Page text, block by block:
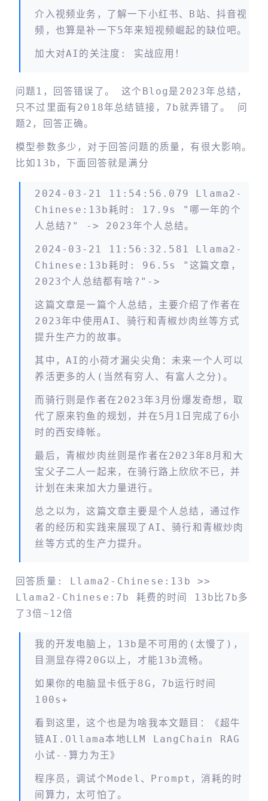
介入视频业务，了解一下小红书、B站、抖音视
频，也算是补一下5年来短视频崛起的缺位吧。
加大对AI的关注度: 实战应用！
问题1，回答错误了。 这个blog是2023年总结，
只不过里面有2018年总结链接，7b就弄错了。 问
题2，回答正确。
模型参数多少，对于回答问题的质量，有很大影响。
比如13b，下面回答就是满分
2024-03-21 11:54:56.079 Llama2-
Chinese:13b耗时: 17.9s "哪一年的个
人总结?" -> 2023年个人总结。
2024-03-21 11:56:32.581 Llama2-
Chinese:13b耗时: 96.5s "这篇文章，
2023个人总结都有啥?"->
这篇文章是一篇个人总结，主要介绍了作者在
2023年中使用AI、骑行和青椒炒肉丝等方式
提升生产力的故事。
其中，AI的小荷才漏尖尖角：未来一个人可以
养活更多的人(当然有穷人、有富人之分)。
而骑行则是作者在2023年3月份爆发奇想，取
代了原来钓鱼的规划，并在5月1日完成了6小
时的西安绛帐。
最后，青椒炒肉丝则是作者在2023年8月和大
宝父子二人一起来，在骑行路上欣欣不已，并
计划在未来加大力量进行。
总之以为，这篇文章主要是个人总结，通过作
者的经历和实践来展现了AI、骑行和青椒炒肉
丝等方式的生产力提升。
回答质量: Llama2-Chinese:13b >>
Llama2-Chinese:7b 耗费的时间 13b比7b多
了3倍~12倍
我的开发电脑上，13b是不可用的(太慢了)，
目测显存得20G以上，才能13b流畅。
如果你的电脑显卡低于8G，7b运行时间
100s+
看到这里，这个也是为啥我本文题目：《超牛
链AI.Ollama本地LLM LangChain RAG
小试--算力为王》
程序员，调试个model、prompt，消耗的时
间算力，太可怕了。